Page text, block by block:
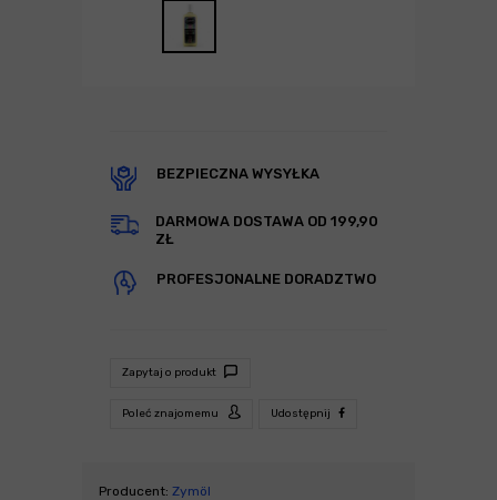
BEZPIECZNA WYSYŁKA
DARMOWA DOSTAWA OD 199,90
ZŁ
PROFESJONALNE DORADZTWO
Zapytaj o produkt
Poleć znajomemu Udostępnij
Producent: Zymöl